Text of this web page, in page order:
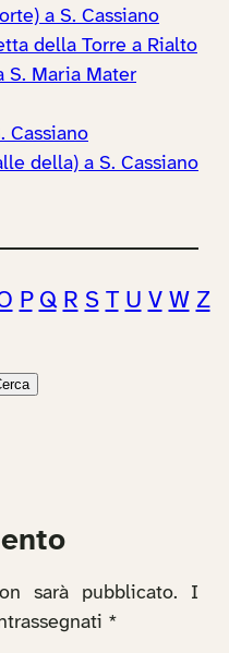
a S. Cassiano
della Torre a Rialto
S. Maria Mater
Cassiano
della) a S. Cassiano
P Q R S T U V W Z
sarà pubblicato.
I
*